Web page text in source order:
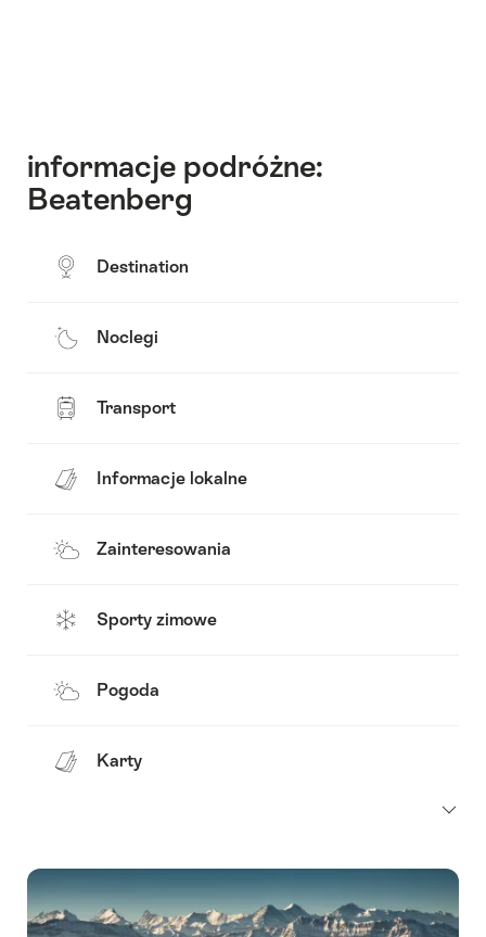
informacje podróżne:
Beatenberg
Destination
Noclegi
Transport
Informacje lokalne
Zainteresowania
Sporty zimowe
Pogoda
Karty